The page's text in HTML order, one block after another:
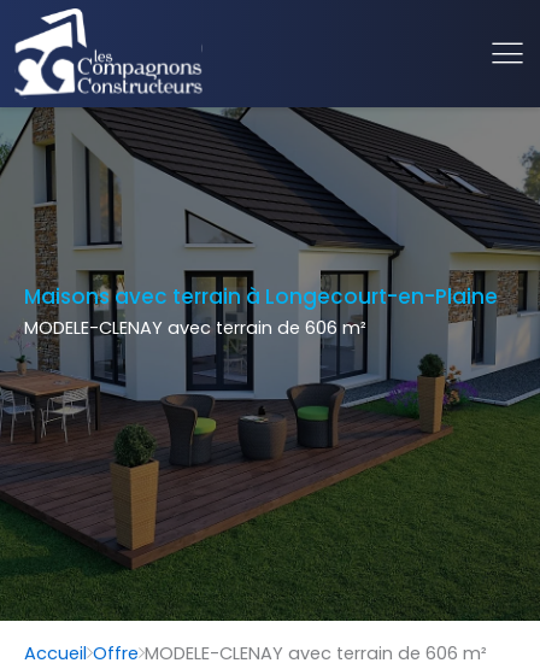
Maisons avec terrain à Longecourt-en-Plaine
MODELE-CLENAY avec terrain de 606 m²
Accueil Offre MODELE-CLENAY avec terrain de 606 m²